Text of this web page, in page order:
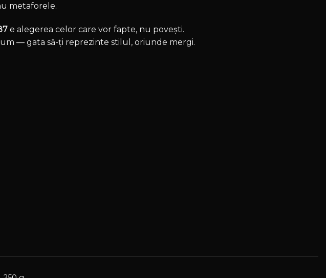
metaforele.
e alegerea celor care vor fapte, nu povești.
— gata să-ți reprezinte stilul, oriunde mergi.